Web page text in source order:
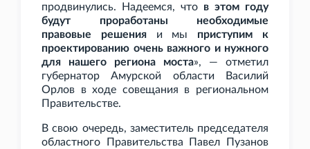
продвинулись. Надеемся, что в этом году
будут проработаны необходимые
правовые решения и мы приступим к
проектированию очень важного и нужного
для нашего региона моста», — отметил
губернатор Амурской области Василий
Орлов в ходе совещания в региональном
Правительстве.
В свою очередь, заместитель председателя
областного Правительства Павел Пузанов